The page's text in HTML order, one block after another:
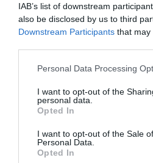
IAB’s list of downstream
also be disclosed by us to third
Downstream Participants that may
Please note that this website/app
not limited to your visit or usage
grant or deny consent to Google
use your data for below specified
consent section.
Personal Data Processing
I want to opt-out of the
personal data.
Opted In
I want to opt-out of the Sale
Personal Data.
Opted In
ALBÉRLET
Meglepetés a fővárosi